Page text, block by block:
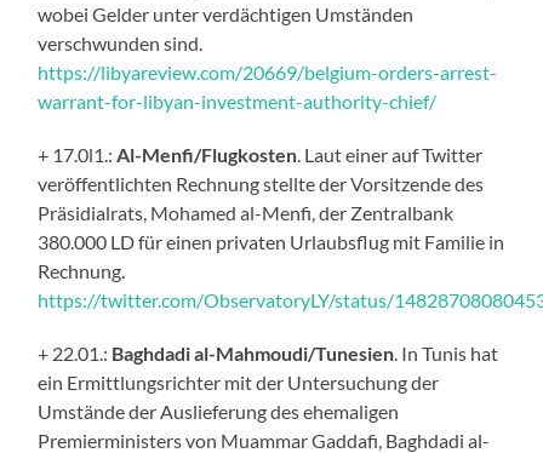
wobei Gelder unter verdächtigen Umständen
verschwunden sind.
https://libyareview.com/20669/belgium-orders-arrest-
warrant-for-libyan-investment-authority-chief/
+ 17.0l1.: Al-Menfi/Flugkosten . Laut einer auf Twitter
veröffentlichten Rechnung stellte der Vorsitzende des
Präsidialrats, Mohamed al-Menfi, der Zentralbank
380.000 LD für einen privaten Urlaubsflug mit Familie in
Rechnung.
https://twitter.com/ObservatoryLY/status/
+ 22.01.: Baghdadi al-Mahmoudi/Tunesien . In Tunis hat
ein Ermittlungsrichter mit der Untersuchung der
Umstände der Auslieferung des ehemaligen
Premierministers von Muammar Gaddafi, Baghdadi al-